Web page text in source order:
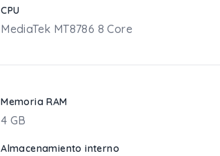
CPU
MediaTek MT8786 8 Core
Memoria RAM
4 GB
Almacenamiento interno